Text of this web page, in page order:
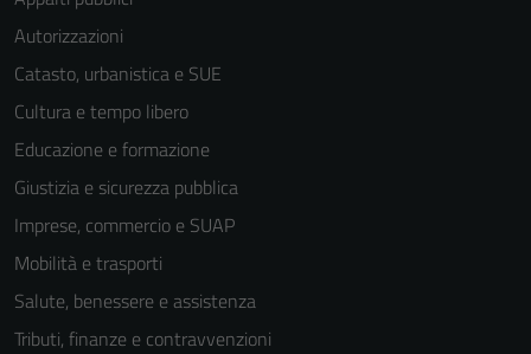
Autorizzazioni
Catasto, urbanistica e SUE
Cultura e tempo libero
Educazione e formazione
Giustizia e sicurezza pubblica
Imprese, commercio e SUAP
Mobilità e trasporti
Salute, benessere e assistenza
Tributi, finanze e contravvenzioni